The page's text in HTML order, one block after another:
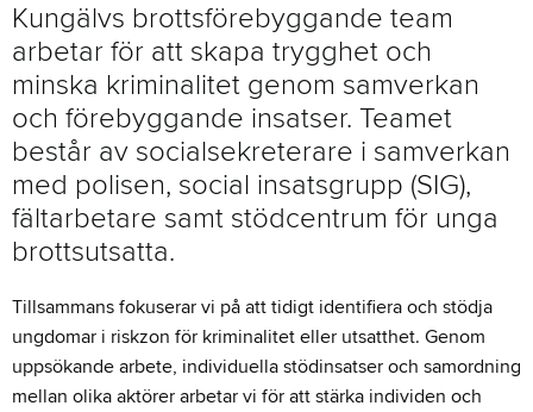
SOM
FAVORIT
Kungälvs brottsförebyggande team
arbetar för att skapa trygghet och
minska kriminalitet genom samverkan
och förebyggande insatser. Teamet
består av socialsekreterare i samverkan
med polisen, social insatsgrupp (SIG),
fältarbetare samt stödcentrum för unga
brottsutsatta.
Tillsammans fokuserar vi på att tidigt identifiera och stödja
ungdomar i riskzon för kriminalitet eller utsatthet. Genom
uppsökande arbete, individuella stödinsatser och samordning
mellan olika aktörer arbetar vi för att stärka individen och